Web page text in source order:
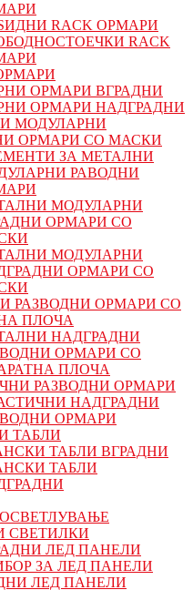
RACK ОРМАРИ
RACK
ОРМАРИ ВГРАДНИ
ОРМАРИ НАДГРАДНИ
МОДУЛАРНИ
ОРМАРИ СО МАСКИ
ЗА МЕТАЛНИ
РАВОДНИ
МОДУЛАРНИ
ОРМАРИ СО
МОДУЛАРНИ
ОРМАРИ СО
РАЗВОДНИ ОРМАРИ СО
ПЛОЧА
НАДГРАДНИ
ОРМАРИ СО
ПЛОЧА
РАЗВОДНИ ОРМАРИ
НАДГРАДНИ
ОРМАРИ
ТАБЛИ
ТАБЛИ ВГРАДНИ
ТАБЛИ
СВЕТИЛКИ
ЛЕД ПАНЕЛИ
ЗА ЛЕД ПАНЕЛИ
ЛЕД ПАНЕЛИ